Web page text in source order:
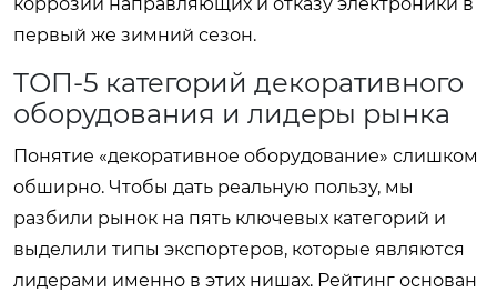
первый же зимний сезон.
ТОП-5 категорий декоративного
оборудования и лидеры рынка
Понятие «декоративное оборудование» слишком
обширно. Чтобы дать реальную пользу, мы
разбили рынок на пять ключевых категорий и
выделили типы экспортеров, которые являются
лидерами именно в этих нишах. Рейтинг основан